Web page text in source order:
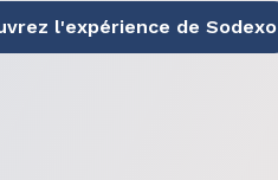
l'expérience de Sodexo